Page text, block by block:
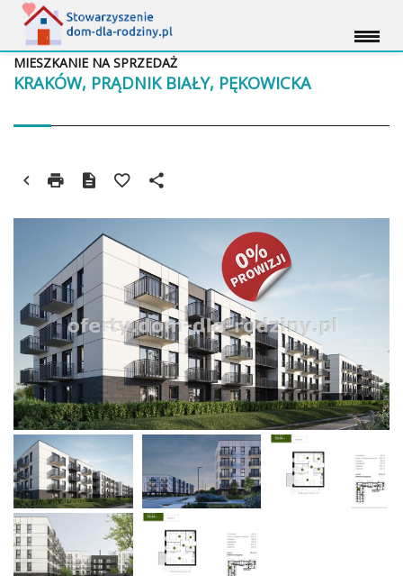
KRAKÓW, PRĄDNIK BIAŁY, PĘKOWICKA
MIESZKANIE NA SPRZEDAŻ